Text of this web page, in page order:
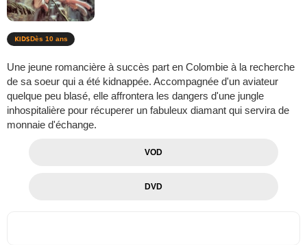
Dès 10 ans
Une jeune romancière à succès part en Colombie à la recherche
de sa soeur qui a été kidnappée. Accompagnée d'un aviateur
quelque peu blasé, elle affrontera les dangers d'une jungle
inhospitalière pour récuperer un fabuleux diamant qui servira de
monnaie d'échange.
VOD
DVD